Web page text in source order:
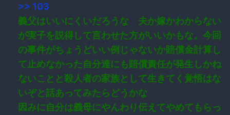
>> 103
義父はいいにくいだろうな 夫か嫁かわからない
が実子を説得して言わせた方がいいかもな。今回
の事件がちょうどいい例じゃないか賠償金計算し
て止めなかった自分達にも賠償責任が発生しかね
ないことと殺人者の家族として生きてく覚悟はな
いぞと話あってみたらどうかな
因みに自分は義母にやんわり伝えてやめてもらっ